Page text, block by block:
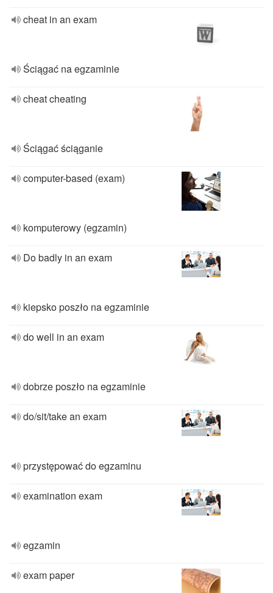
cheat in an exam
Ściągać na egzaminie
cheat cheating
Ściągać ściąganie
computer-based (exam)
komputerowy (egzamin)
Do badly in an exam
kiepsko poszło na egzaminie
do well in an exam
dobrze poszło na egzaminie
do/sit/take an exam
przystępować do egzaminu
examination exam
egzamin
exam paper